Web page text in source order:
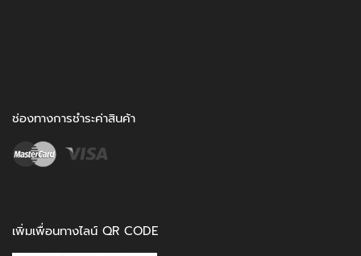
ช่องทางการชำระค่าสินค้า
เพิ่มเพื่อนทางไลน์ QR CODE